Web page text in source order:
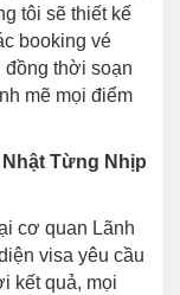
tôi sẽ thiết kế
booking vé
đồng thời soạn
mẽ mọi điểm
Từng Nhịp
cơ quan Lãnh
visa yêu cầu
kết quả, mọi